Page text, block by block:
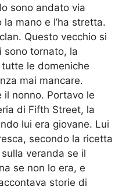
sono andato via
mano e l’ha stretta.
Questo vecchio si
sono tornato, la
le domeniche
mai mancare.
il nonno. Portavo le
di Fifth Street, la
lui era giovane. Lui
secondo la ricetta
veranda se il
se non lo era, e
storie di